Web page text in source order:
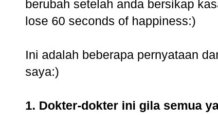
berubah setelah anda bersikap
lose 60 seconds of happiness:)
Ini adalah beberapa pernyataan
saya:)
1. Dokter-dokter ini gila semua